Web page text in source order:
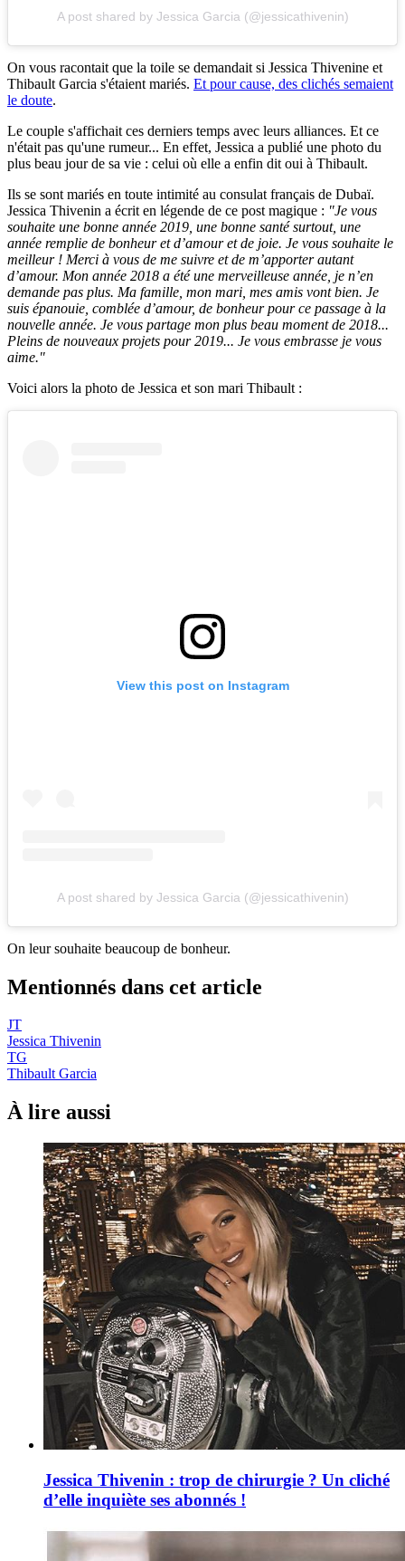
A post shared by Jessica Garcia (@jessicathivenin)
On vous racontait que la toile se demandait si Jessica Thivenine et
Thibault Garcia s'étaient mariés. Et pour cause, des clichés semaient
le doute.
Le couple s'affichait ces derniers temps avec leurs alliances. Et ce
n'était pas qu'une rumeur... En effet, Jessica a publié une photo du
plus beau jour de sa vie : celui où elle a enfin dit oui à Thibault.
Ils se sont mariés en toute intimité au consulat français de Dubaï.
Jessica Thivenin a écrit en légende de ce post magique : "Je vous
souhaite une bonne année 2019, une bonne santé surtout, une
année remplie de bonheur et d’amour et de joie. Je vous souhaite le
meilleur ! Merci à vous de me suivre et de m’apporter autant
d’amour. Mon année 2018 a été une merveilleuse année, je n’en
demande pas plus. Ma famille, mon mari, mes amis vont bien. Je
suis épanouie, comblée d’amour, de bonheur pour ce passage à la
nouvelle année. Je vous partage mon plus beau moment de 2018...
Pleins de nouveaux projets pour 2019... Je vous embrasse je vous
aime."
Voici alors la photo de Jessica et son mari Thibault :
View this post on Instagram
A post shared by Jessica Garcia (@jessicathivenin)
On leur souhaite beaucoup de bonheur.
Mentionnés dans cet article
JT
Jessica Thivenin
TG
Thibault Garcia
À lire aussi
Jessica Thivenin : trop de chirurgie ? Un cliché
d’elle inquiète ses abonnés !